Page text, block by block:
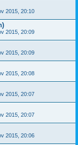
2015, 20:10
2015, 20:09
2015, 20:09
2015, 20:08
2015, 20:07
2015, 20:07
2015, 20:06